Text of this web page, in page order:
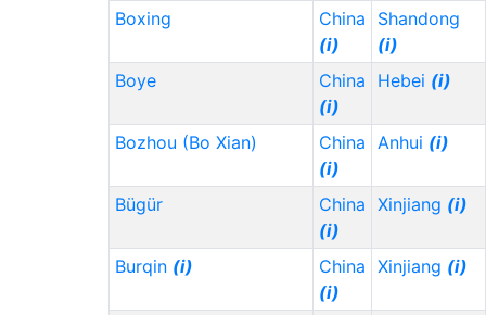
Boxing
China
(i)
Shandong
(i)
Boye
China
(i)
Hebei (i)
Bozhou (Bo Xian)
China
(i)
Anhui (i)
Bügür
China
(i)
Xinjiang (i)
Burqin (i)
China
(i)
Xinjiang (i)